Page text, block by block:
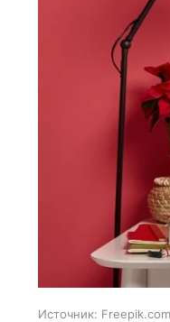
Источник: Freepik.com